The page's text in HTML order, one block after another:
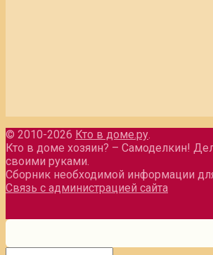
© 2010-2026 Кто в доме.ру.
Кто в доме хозяин? – Самоделкин!
своими руками.
Сборник необходимой информации
Связь с администрацией сайта